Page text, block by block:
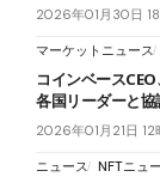
2026年01月30日
マーケットニュース
コインベース
各国リーダーと協
2026年01月21日
ニュース NFTニュ